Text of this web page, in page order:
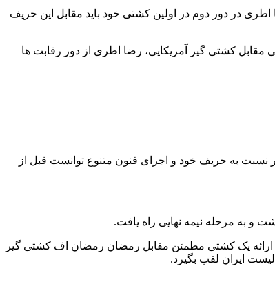
اطری در‌ دور دوم‌ در اولین کشتی خود باید مقابل این حریف
کشتی گیر آمریکایی، رضا اطری از دور رقابت ها
برتر نسبت به حریف خود و اجرای فنون متنوع توانست قبل‌ از
ارائه یک کشتی مطمئن مقابل رمضان رمضان اف کشتی گیر